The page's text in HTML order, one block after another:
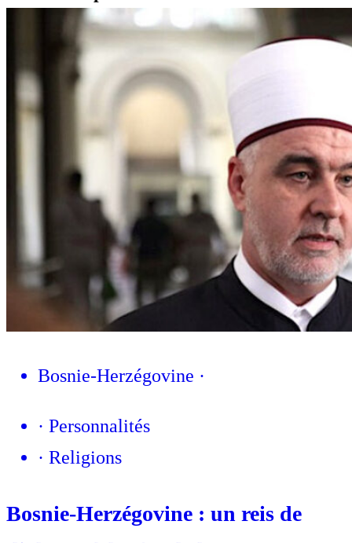
Bosnie-Herzégovine ·
· Personnalités
· Religions
Bosnie-Herzégovine : un reis de